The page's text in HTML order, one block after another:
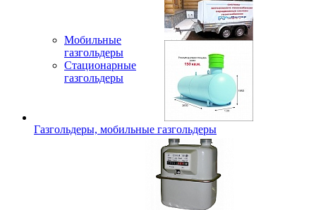
Мобильные
газгольдеры
Стационарные
газгольдеры
Газгольдеры, мобильные газгольдеры